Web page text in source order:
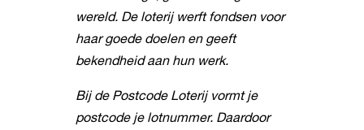
wereld. De loterij werft fondsen voor
haar goede doelen en geeft
bekendheid aan hun werk.
Bij de Postcode Loterij vormt je
postcode je lotnummer. Daardoor